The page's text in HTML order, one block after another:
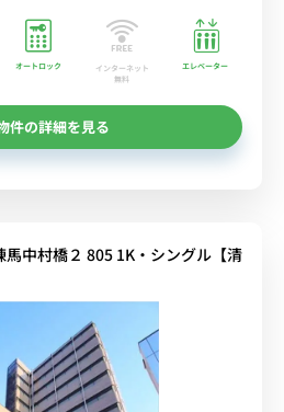
オートロック
インターネット
無料
エレベーター
件の詳細を見る
中村橋２ 805 1K・シングル【清